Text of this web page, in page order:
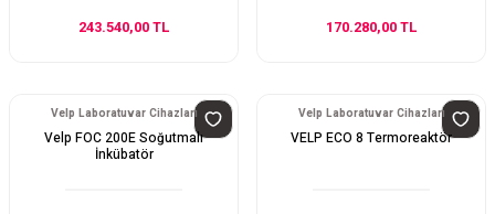
243.540,00 TL 170.280,00 TL
Velp Laboratuvar Cihazları
Velp FOC 200E Soğutmalı
İnkübatör
Velp Laboratuvar Cihazları
VELP ECO 8 Termoreaktör